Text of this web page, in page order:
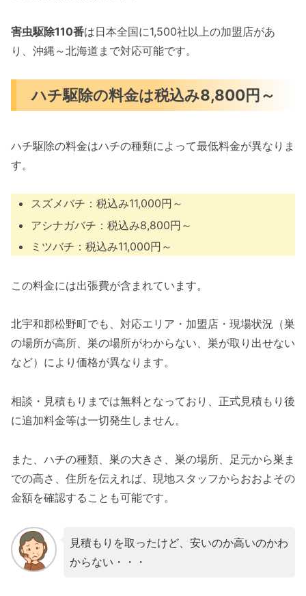
害虫駆除110番は日本全国に1,500社以上の加盟店があ
り、沖縄～北海道まで対応可能です。
ハチ駆除の料金は税込み8,800円～
ハチ駆除の料金はハチの種類によって最低料金が異なりま
す。
スズメバチ：税込み11,000円～
アシナガバチ：税込み8,800円～
ミツバチ：税込み11,000円～
この料金には出張費が含まれています。
北宇和郡松野町でも、対応エリア・加盟店・現場状況（巣
の場所が高所、巣の場所がわからない、巣が取り出せない
など）により価格が異なります。
相談・見積もりまでは無料となっており、正式見積もり後
に追加料金等は一切発生しません。
また、ハチの種類、巣の大きさ、巣の場所、足元から巣ま
での高さ、住所を伝えれば、現地スタッフからおおよその
金額を確認することも可能です。
見積もりを取ったけど、安いのか高いのかわ
からない・・・